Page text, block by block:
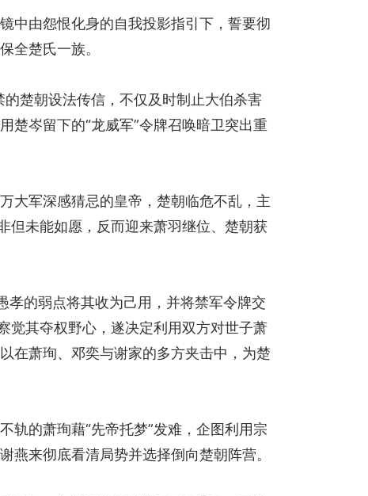
中由怨恨化身的自我投影指引下，誓要彻
全楚氏一族。
楚朝设法传信，不仅及时制止大伯杀害
楚岑留下的“龙威军”令牌召唤暗卫突出重
大军深感猜忌的皇帝，楚朝临危不乱，主
但未能如愿，反而迎来萧羽继位、楚朝获
孝的弱点将其收为己用，并将禁军令牌交
觉其夺权野心，遂决定利用双方对世子萧
在萧珣、邓奕与谢家的多方夹击中，为楚
轨的萧珣藉“先帝托梦”发难，企图利用宗
来彻底看清局势并选择倒向楚朝阵营。